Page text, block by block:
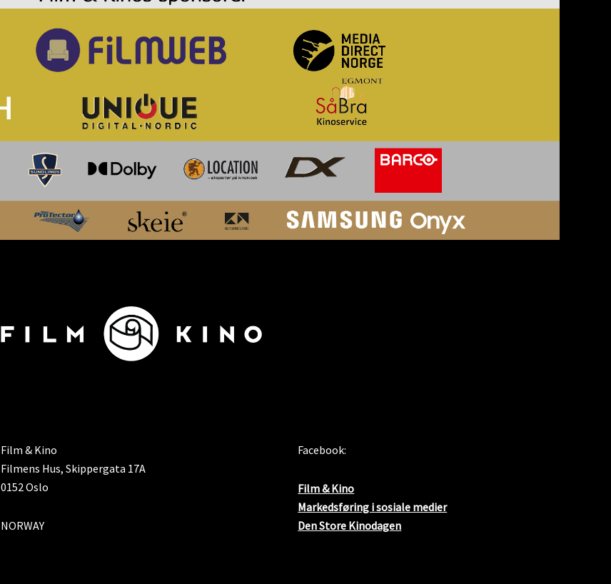
Film & Kino
Filmens Hus, Skippergata 17A
0152 Oslo
NORWAY
Facebook:
Film & Kino
Markedsføring i sosiale medier
Den Store Kinodagen